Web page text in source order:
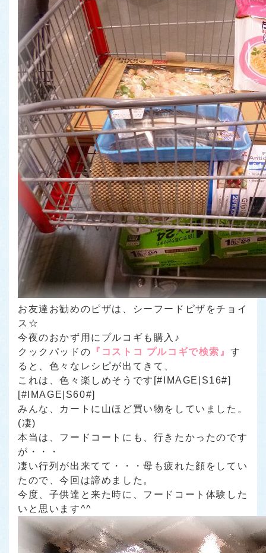
お友達お勧めのピザは、シーフードピザをチョイ
ス☆
今夜のおかず用にプルコギも購入♪
クックパッドの 『コストコ プルコギで検索』 す
ると、色々なレシピが出てきて、
これは、色々楽しめそうです[#IMAGE|S16#]
[#IMAGE|S60#]
みんな、カートに山ほど買い物をしていました。
(凄)
本当は、フードコートにも、行きたかったのです
が・・・
凄い行列が出来てて・・・母も疲れた顔をしてい
たので、今回は諦めました。
今度、子供達と来た時に、フードコート体験した
いと思います^^